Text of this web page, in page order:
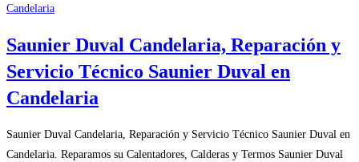
Candelaria
Saunier Duval Candelaria, Reparación y
Servicio Técnico Saunier Duval en
Candelaria
Saunier Duval Candelaria, Reparación y Servicio Técnico Saunier Duval en
Candelaria. Reparamos su Calentadores, Calderas y Termos Saunier Duval